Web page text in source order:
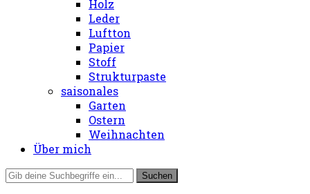
Holz
Leder
Luftton
Papier
Stoff
Strukturpaste
saisonales
Garten
Ostern
Weihnachten
Über mich